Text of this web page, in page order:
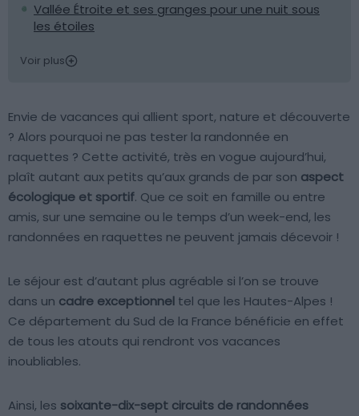
Vallée Étroite et ses granges pour une nuit sous
les étoiles
Voir plus
Envie de vacances qui allient sport, nature et découverte
? Alors pourquoi ne pas tester la randonnée en
raquettes ? Cette activité, très en vogue aujourd’hui,
plaît autant aux petits qu’aux grands de par son aspect
écologique et sportif. Que ce soit en famille ou entre
amis, sur une semaine ou le temps d’un week-end, les
randonnées en raquettes ne peuvent jamais décevoir !
Le séjour est d’autant plus agréable si l’on se trouve
dans un cadre exceptionnel tel que les Hautes-Alpes !
Ce département du Sud de la France bénéficie en effet
de tous les atouts qui rendront vos vacances
inoubliables.
Ainsi, les soixante-dix-sept circuits de randonnées